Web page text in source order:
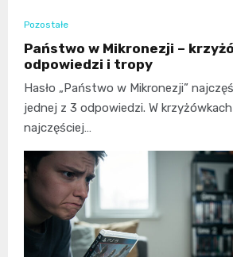
Pozostałe
Państwo w Mikronezji –
odpowiedzi i tropy
Hasło „Państwo w Mikronezji”
jednej z 3 odpowiedzi. W
najczęściej…